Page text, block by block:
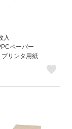
入
ペーパー
リンタ用紙
用紙